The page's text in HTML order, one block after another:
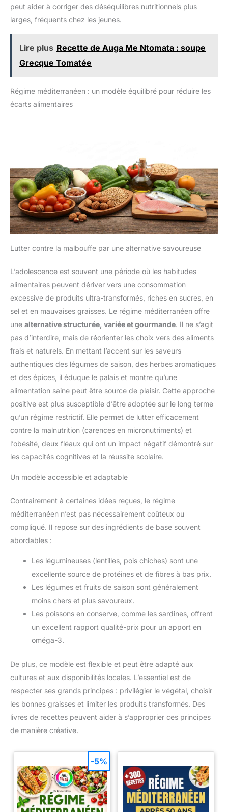
peut aider à corriger des déséquilibres nutritionnels plus
larges, fréquents chez les jeunes.
Lire plus Recette de Auga Me Ntomata : soupe
Grecque Tomatée
Régime méditerranéen : un modèle équilibré pour réduire les
écarts alimentaires
Lutter contre la malbouffe par une alternative savoureuse
L’adolescence est souvent une période où les habitudes
alimentaires peuvent dériver vers une consommation
excessive de produits ultra-transformés, riches en sucres, en
sel et en mauvaises graisses. Le régime méditerranéen offre
une alternative structurée, variée et gourmande. Il ne s’agit
pas d’interdire, mais de réorienter les choix vers des aliments
frais et naturels. En mettant l’accent sur les saveurs
authentiques des légumes de saison, des herbes aromatiques
et des épices, il éduque le palais et montre qu’une
alimentation saine peut être source de plaisir. Cette approche
positive est plus susceptible d’être adoptée sur le long terme
qu’un régime restrictif. Elle permet de lutter efficacement
contre la malnutrition (carences en micronutriments) et
l’obésité, deux fléaux qui ont un impact négatif démontré sur
les capacités cognitives et la réussite scolaire.
Un modèle accessible et adaptable
Contrairement à certaines idées reçues, le régime
méditerranéen n’est pas nécessairement coûteux ou
compliqué. Il repose sur des ingrédients de base souvent
abordables :
Les légumineuses (lentilles, pois chiches) sont une
excellente source de protéines et de fibres à bas prix.
Les légumes et fruits de saison sont généralement
moins chers et plus savoureux.
Les poissons en conserve, comme les sardines, offrent
un excellent rapport qualité-prix pour un apport en
oméga-3.
De plus, ce modèle est flexible et peut être adapté aux
cultures et aux disponibilités locales. L’essentiel est de
respecter ses grands principes : privilégier le végétal, choisir
les bonnes graisses et limiter les produits transformés. Des
livres de recettes peuvent aider à s’approprier ces principes
de manière créative.
-5%